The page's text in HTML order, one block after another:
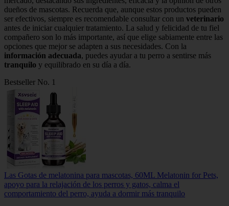
dueños de mascotas. Recuerda que, aunque estos productos pueden
ser efectivos, siempre es recomendable consultar con un veterinario
antes de iniciar cualquier tratamiento. La salud y felicidad de tu fiel
compañero son lo más importante, así que elige sabiamente entre las
opciones que mejor se adapten a sus necesidades. Con la
información adecuada, puedes ayudar a tu perro a sentirse más
tranquilo y equilibrado en su día a día.
Bestseller No. 1
Las Gotas de melatonina para mascotas, 60ML Melatonin for Pets,
apoyo para la relajación de los perros y gatos, calma el
comportamiento del perro, ayuda a dormir más tranquilo